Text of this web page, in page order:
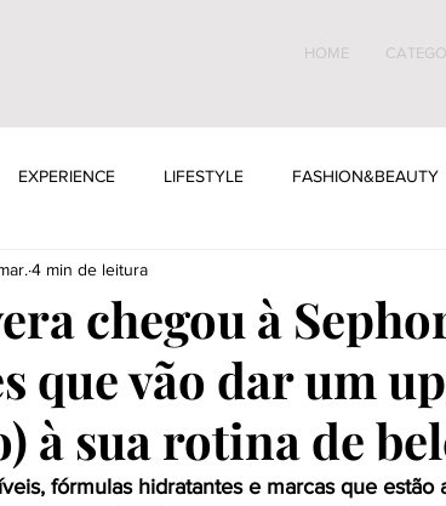
HOME
EXPERIENCE LIFESTYLE FASHION&BEAUTY
chegou à
que vão dar um
à sua rotina de
4 min de leitura
fórmulas hidratantes e marcas que estão